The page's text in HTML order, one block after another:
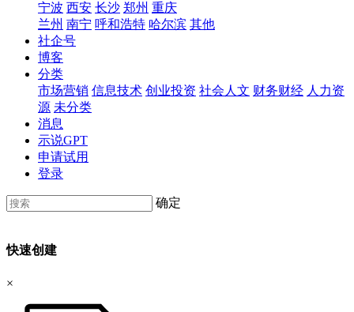
宁波 西安 长沙 郑州 重庆
兰州 南宁 呼和浩特 哈尔滨 其他
社企号
博客
分类
市场营销 信息技术 创业投资 社会人文 财务财经 人力资
源 未分类
消息
示说GPT
申请试用
登录
确定
快速创建
×